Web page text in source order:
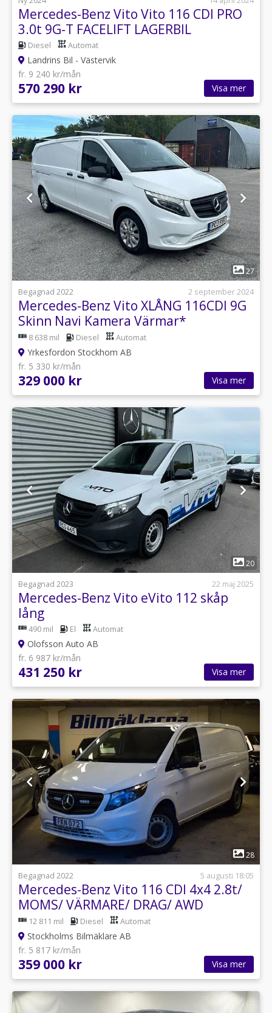
Mercedes-Benz Vito Vito 116 CDI PRO
3.0t 9G-T FACELIFT LAGERBIL
Diesel Automat
Landrins Bil - Västervik
fr. 9 240 kr/mån
570 290 kr Visa mer
1
27
Begagnad 2022
2 september 2024
Mercedes-Benz Vito XLÅNG 116CDI 9G
Skinn Navi Kamera Värmar*
8 638 mil Diesel Automat
Yrkesfordon Stockhom AB
fr. 5 330 kr/mån
329 000 kr Visa mer
20
Begagnad 2023
22 maj 2025
Mercedes-Benz Vito eVito 112 skåp
lång
490 mil El Automat
Olofsson Auto AB
fr. 6 987 kr/mån
431 250 kr Visa mer
1
28
Begagnad 2022
5 augusti 18:05
Mercedes-Benz Vito 116 CDI 4x4 2.8t/
MOMS/ VÄRMARE/ DRAG/ AWD
12 811 mil Diesel Automat
Stockholms Bilmäklare AB
fr. 5 817 kr/mån
359 000 kr Visa mer